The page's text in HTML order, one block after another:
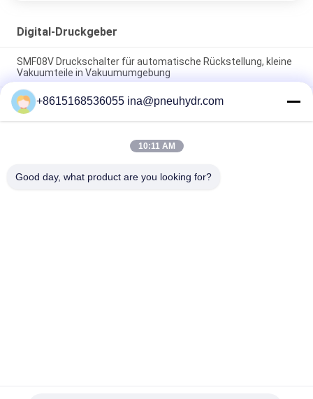
Digital-Druckgeber
SMF08V Druckschalter für automatische Rückstellung, kleine
Vakuumteile in Vakuumumgebung
SMF08A 1/8 1/4 Hochdruckschalter Festsetzpunkt
Automatischer Wiedereinstellungsluft-Wasserdruckschalter
NBSANMINSE
SMF 19 Druckschalter 1/4 G NPT T Zuverlässiger
+8615168536055 ina@pneuhydr.com
10:11 AM
Good day, what product are you looking for?